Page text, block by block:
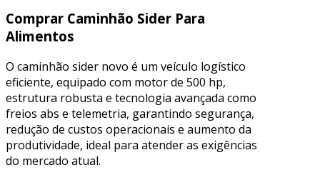
Comprar Caminhão Sider Para
Alimentos
O caminhão sider novo é um veículo logístico
eficiente, equipado com motor de 500 hp,
estrutura robusta e tecnologia avançada como
freios abs e telemetria, garantindo segurança,
redução de custos operacionais e aumento da
produtividade, ideal para atender as exigências
do mercado atual.